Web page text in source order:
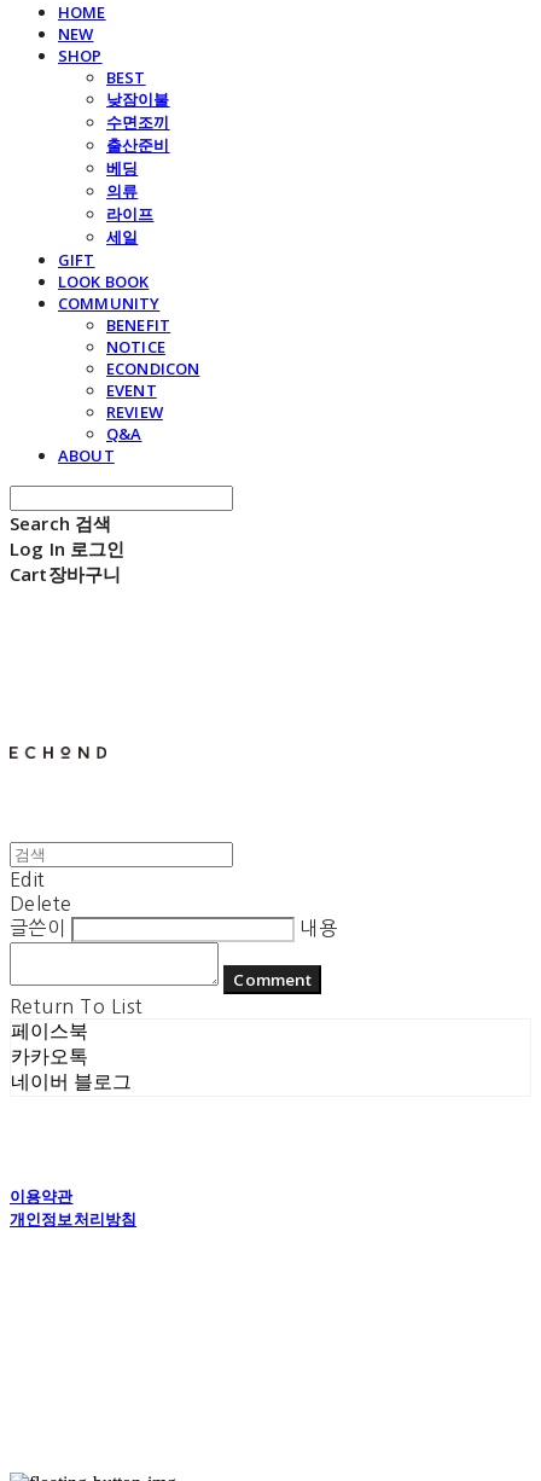
HOME
NEW
SHOP
BEST
낮잠이불
수면조끼
출산준비
베딩
의류
라이프
세일
GIFT
LOOK BOOK
COMMUNITY
BENEFIT
NOTICE
ECONDICON
EVENT
REVIEW
Q&A
ABOUT
Search 검색
Log In 로그인
Cart장바구니
Edit
Delete
글쓴이
내용
Comment
Return To List
페이스북
카카오톡
네이버 블로그
이용약관
개인정보처리방침